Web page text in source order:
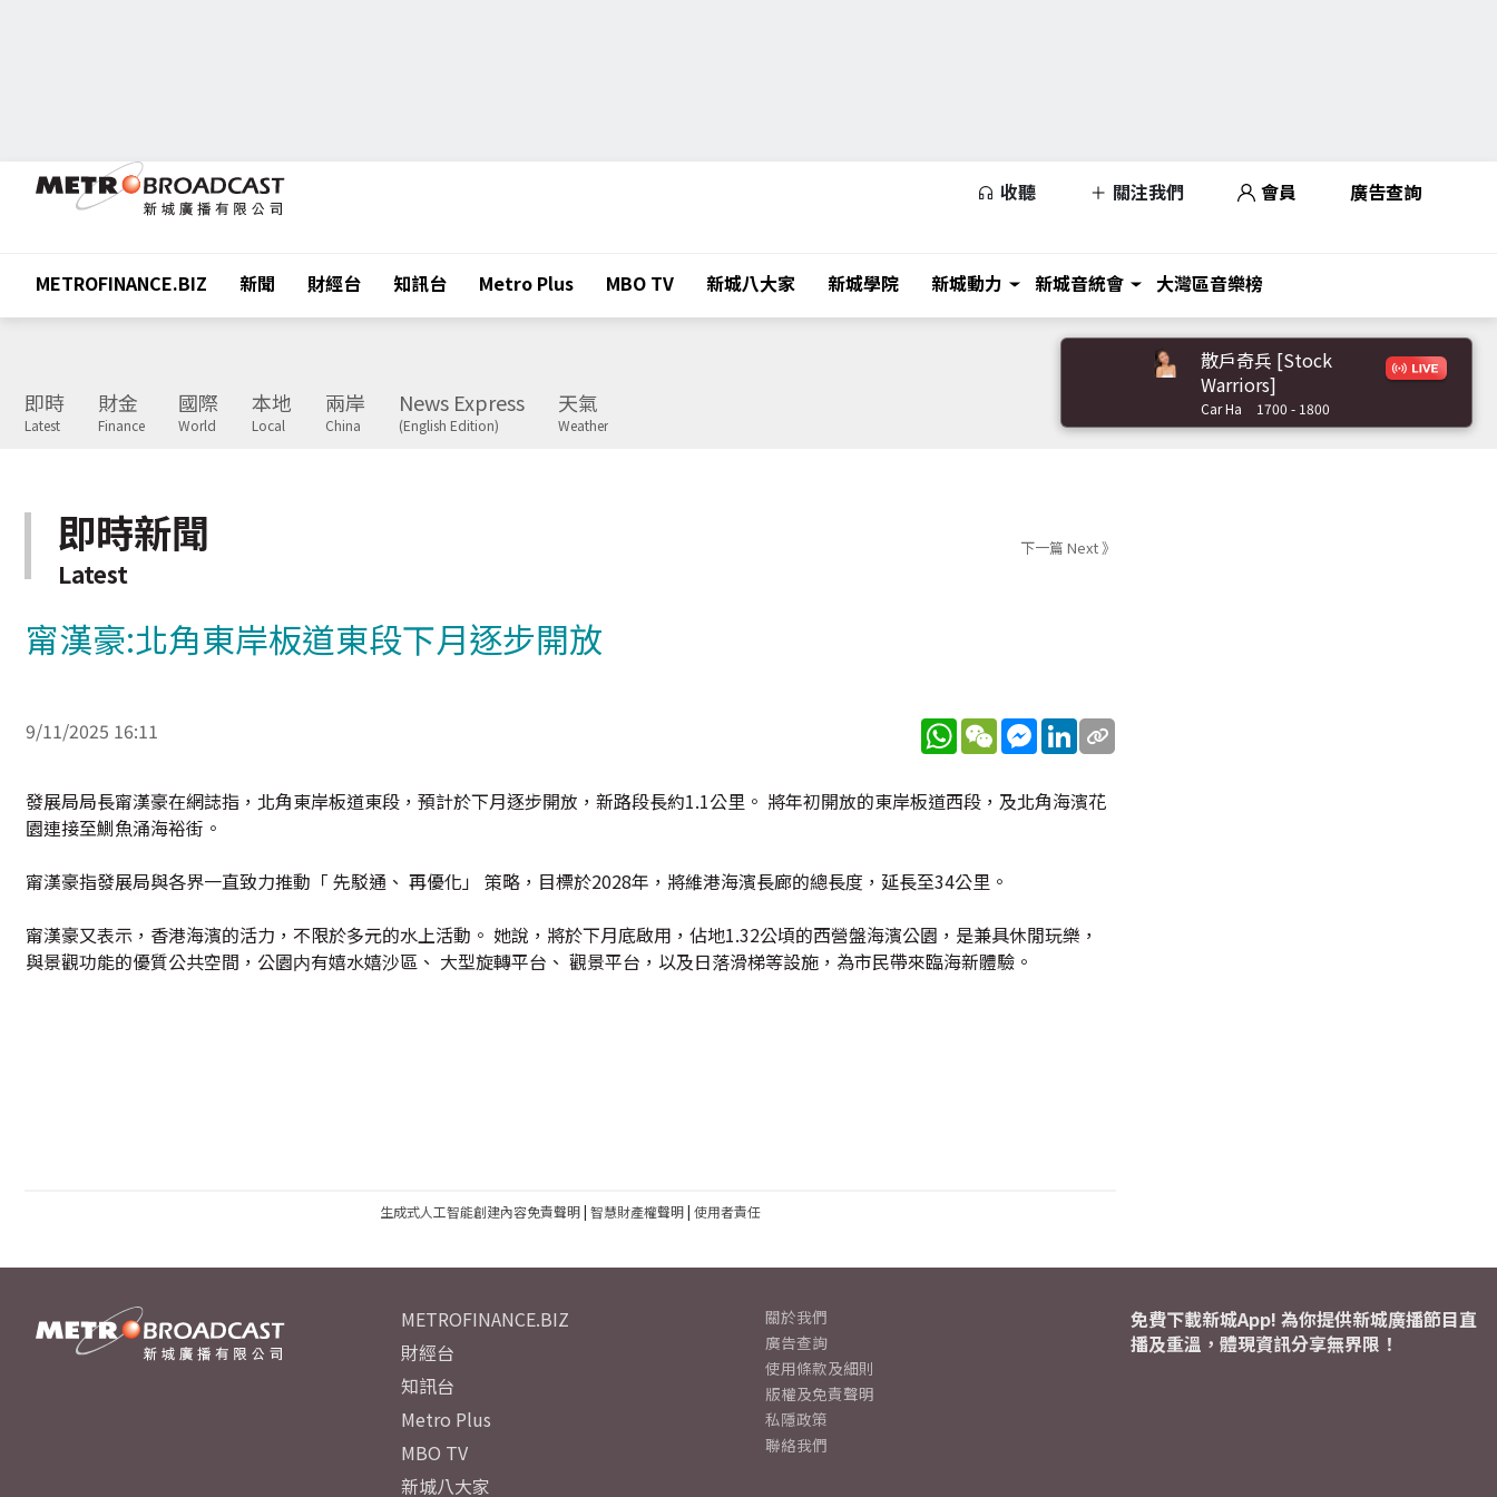
收聽 關注我們 會員 廣告查詢
METROFINANCE.BIZ 新聞 財經台 知訊台 Metro Plus MBO TV 新城八大家 新城學院 新城動力 新城音統會 大灣區音樂榜
即時
Latest
財金
Finance
國際
World
本地
Local
兩岸
China
News Express
(English Edition)
天氣
Weather
散戶奇兵 [Stock
Warriors]
Car Ha 1700 - 1800
即時新聞
Latest
下一篇 Next 》
甯漢豪:北角東岸板道東段下月逐步開放
9/11/2025 16:11 WhatsApp
WeChatMessenger
LinkedIn
發展局局長甯漢豪在網誌指，北角東岸板道東段，預計於下月逐步開放，新路段長約1.1公里。 將年初開放的東岸板道西段，及北角海濱花
園連接至鰂魚涌海裕街。
甯漢豪指發展局與各界一直致力推動「 先駁通、 再優化」 策略，目標於2028年，將維港海濱長廊的總長度，延長至34公里。
甯漢豪又表示，香港海濱的活力，不限於多元的水上活動。 她說，將於下月底啟用，佔地1.32公頃的西營盤海濱公園，是兼具休閒玩樂，
與景觀功能的優質公共空間，公園内有嬉水嬉沙區、 大型旋轉平台、 觀景平台，以及日落滑梯等設施，為市民帶來臨海新體驗。
生成式人工智能創建內容免責聲明| 智慧財產權聲明| 使用者責任
METROFINANCE.BIZ
財經台
知訊台
Metro Plus
MBO TV
新城八大家
關於我們
廣告查詢
使用條款及細則
版權及免責聲明
私隱政策
聯絡我們
免費下載新城App! 為你提供新城廣播節目直
播及重溫，體現資訊分享無界限！